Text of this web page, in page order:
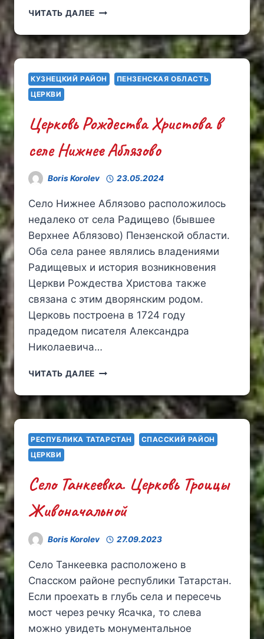
ЧИТАТЬ ДАЛЕЕ ЦЕРКОВЬ
ПРЕСВЯТОЙ
БОГОРОДИЦЫ
В
СЕЛЕ
КЕЗЬМИНО
КУЗНЕЦКИЙ РАЙОН
ПЕНЗЕНСКАЯ ОБЛАСТЬ
ЦЕРКВИ
Церковь Рождества Христова в
селе Нижнее Аблязово
Boris Korolev 23.05.2024
Село Нижнее Аблязово расположилось
недалеко от села Радищево (бывшее
Верхнее Аблязово) Пензенской области.
Оба села ранее являлись владениями
Радищевых и история возникновения
Церкви Рождества Христова также
связана с этим дворянским родом.
Церковь построена в 1724 году
прадедом писателя Александра
Николаевича…
ЧИТАТЬ ДАЛЕЕ ЦЕРКОВЬ
ХРИСТОВА
СЕЛЕ
НИЖНЕЕ
АБЛЯЗОВО
РЕСПУБЛИКА ТАТАРСТАН
СПАССКИЙ РАЙОН
ЦЕРКВИ
Село Танкеевка. Церковь Троицы
Живоначальной
Boris Korolev 27.09.2023
Село Танкеевка расположено в
Спасском районе республики Татарстан.
Если проехать в глубь села и пересечь
мост через речку Ясачка, то слева
можно увидеть монументальное